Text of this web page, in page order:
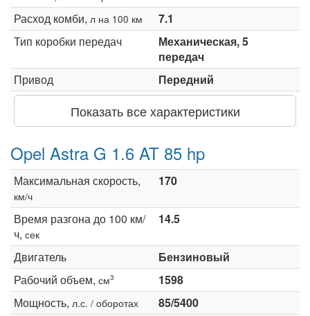
Расход комби, л на 100 км
7.1
Тип коробки передач
Механическая, 5
передач
Привод
Передний
Показать все характеристики
Opel Astra G 1.6 AT 85 hp
Максимальная скорость,
км/ч
170
Время разгона до 100 км/
ч, сек
14.5
Двигатель
Бензиновый
Рабочий объем, см3
1598
Мощность, л.с. / оборотах 85/5400